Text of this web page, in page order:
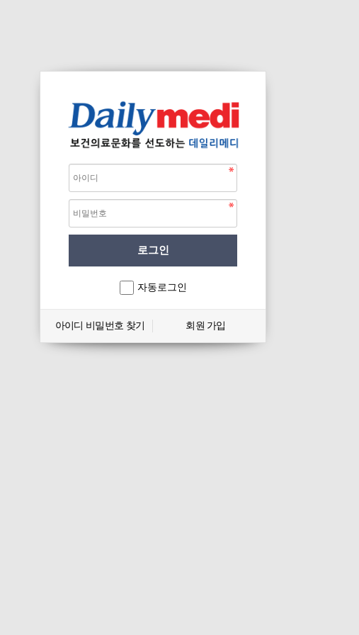
자동로그인
아이디 비밀번호 찾기 회원 가입